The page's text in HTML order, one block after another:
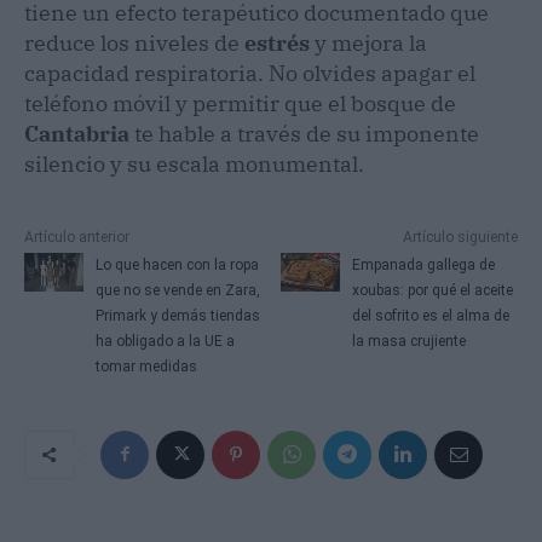
tiene un efecto terapéutico documentado que
reduce los niveles de estrés y mejora la
capacidad respiratoria. No olvides apagar el
teléfono móvil y permitir que el bosque de
Cantabria te hable a través de su imponente
silencio y su escala monumental.
Artículo anterior
Lo que hacen con la ropa
que no se vende en Zara,
Primark y demás tiendas
ha obligado a la UE a
tomar medidas
Artículo siguiente
Empanada gallega de
xoubas: por qué el aceite
del sofrito es el alma de
la masa crujiente